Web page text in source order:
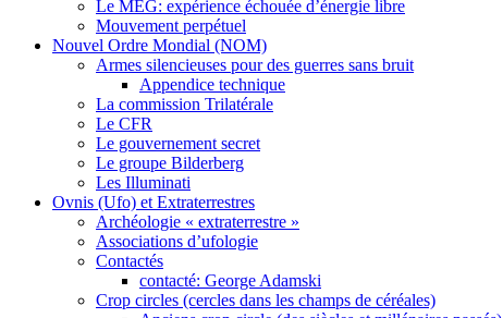
Le MEG: expérience échouée d’énergie libre
Mouvement perpétuel
Nouvel Ordre Mondial (NOM)
Armes silencieuses pour des guerres sans bruit
Appendice technique
La commission Trilatérale
Le CFR
Le gouvernement secret
Le groupe Bilderberg
Les Illuminati
Ovnis (Ufo) et Extraterrestres
Archéologie « extraterrestre »
Associations d’ufologie
Contactés
contacté: George Adamski
Crop circles (cercles dans les champs de céréales)